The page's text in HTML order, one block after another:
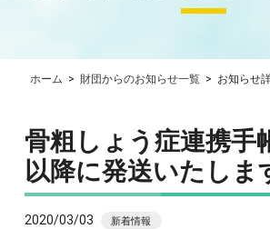
ホーム > 財団からのお知らせ一覧 > お知らせ
骨粗しょう症連携手
以降に発送いたしま
2020/03/03 新着情報